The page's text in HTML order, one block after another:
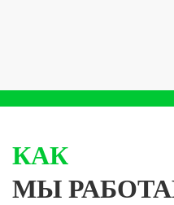
КАК
МЫ